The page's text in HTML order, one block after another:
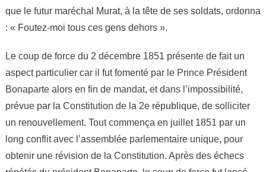
que le futur maréchal Murat, à la tête de ses soldats, ordonna
: « Foutez-moi tous ces gens dehors ».
Le coup de force du 2 décembre 1851 présente de fait un
aspect particulier car il fut fomenté par le Prince Président
Bonaparte alors en fin de mandat, et dans l’impossibilité,
prévue par la Constitution de la 2e république, de solliciter
un renouvellement. Tout commença en juillet 1851 par un
long conflit avec l’assemblée parlementaire unique, pour
obtenir une révision de la Constitution. Après des échecs